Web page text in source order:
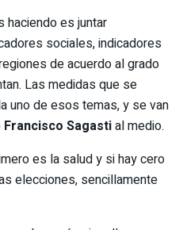
haciendo es juntar
sociales, indicadores
de acuerdo al grado
Las medidas que se
uno de esos temas, y se van
Francisco Sagastial medio.
es la salud y si hay cero
elecciones, sencillamente